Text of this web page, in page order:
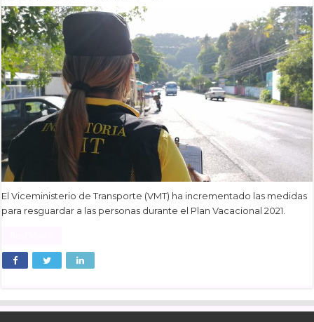
El Viceministerio de Transporte (VMT) ha incrementado las medidas
para resguardar a las personas durante el Plan Vacacional 2021.